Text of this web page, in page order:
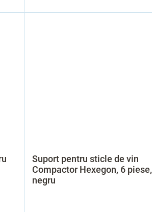
Suport pentru sticle de vin
Compactor Hexegon, 6 piese,
negru